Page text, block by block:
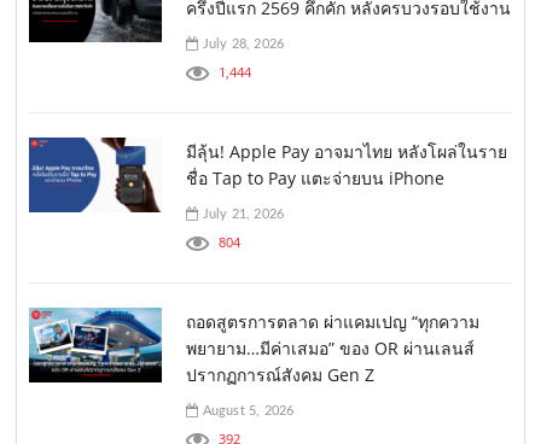
ครึ่งปีแรก 2569 คึกคัก หลังครบวงรอบใช้งาน
July 28, 2026
1,444
มีลุ้น! Apple Pay อาจมาไทย หลังโผล่ในราย
ชื่อ Tap to Pay แตะจ่ายบน iPhone
July 21, 2026
804
ถอดสูตรการตลาด ผ่าแคมเปญ “ทุกความ
พยายาม…มีค่าเสมอ” ของ OR ผ่านเลนส์
ปรากฏการณ์สังคม Gen Z
August 5, 2026
392